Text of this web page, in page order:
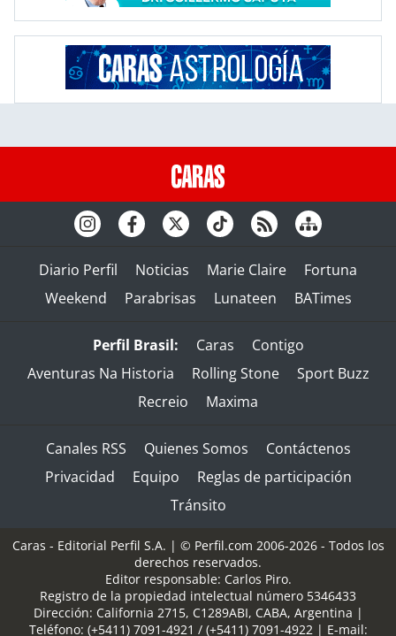
Diario Perfil Noticias Marie Claire
Fortuna
Weekend
Parabrisas Lunateen BATimes
Perfil Brasil: Caras
Contigo
Aventuras Na Historia
Rolling Stone
Sport Buzz
Recreio
Maxima
Canales RSS Quienes Somos
Contáctenos
Privacidad
Equipo
Reglas de participación
Tránsito
Caras - Editorial Perfil S.A. | © Perfil.com 2006-2026 - Todos los
derechos reservados.
Editor responsable: Carlos Piro.
Registro de la propiedad intelectual número 5346433
Dirección: California 2715, C1289ABI, CABA, Argentina |
Teléfono: (+5411) 7091-4921 / (+5411) 7091-4922| E-mail: